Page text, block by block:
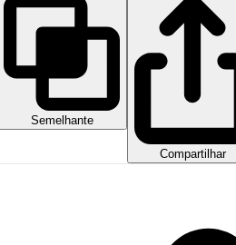
Semelhante
Compartilhar